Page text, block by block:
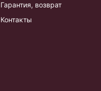
Гарантия, возврат
Контакты